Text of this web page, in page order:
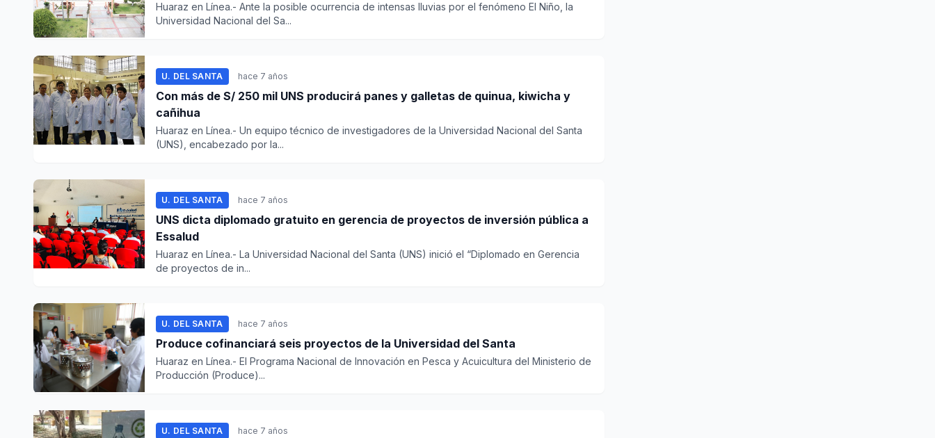
Huaraz en Línea.- Ante la posible ocurrencia de intensas lluvias por el fenómeno El Niño, la
Universidad Nacional del Sa...
U. DEL SANTA hace 7 años
Con más de S/ 250 mil UNS producirá panes y galletas de quinua, kiwicha y
cañihua
Huaraz en Línea.- Un equipo técnico de investigadores de la Universidad Nacional del Santa
(UNS), encabezado por la...
U. DEL SANTA hace 7 años
UNS dicta diplomado gratuito en gerencia de proyectos de inversión pública a
Essalud
Huaraz en Línea.- La Universidad Nacional del Santa (UNS) inició el “Diplomado en Gerencia
de proyectos de in...
U. DEL SANTA hace 7 años
Produce cofinanciará seis proyectos de la Universidad del Santa
Huaraz en Línea.- El Programa Nacional de Innovación en Pesca y Acuicultura del Ministerio de
Producción (Produce)...
U. DEL SANTA hace 7 años